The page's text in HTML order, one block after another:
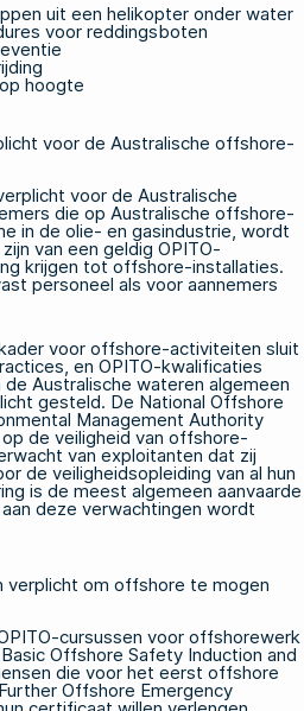
uit een helikopter onder water
voor reddingsboten
hoogte
voor de Australische offshore-
voor de Australische
die op Australische offshore-
in de olie- en gasindustrie, wordt
van een geldig OPITO-
krijgen tot offshore-installaties.
personeel als voor aannemers
voor offshore-activiteiten sluit
en OPITO-kwalificaties
Australische wateren algemeen
gesteld. De National Offshore
Management Authority
de veiligheid van offshore-
van exploitanten dat zij
de veiligheidsopleiding van al hun
is de meest algemeen aanvaarde
deze verwachtingen wordt
verplicht om offshore te mogen
cursussen voor offshorewerk
Offshore Safety Induction and
die voor het eerst offshore
Offshore Emergency